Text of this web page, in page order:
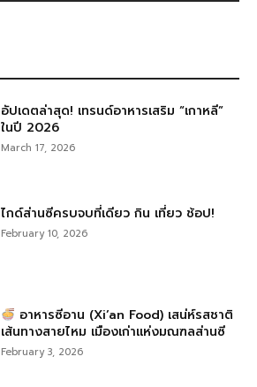
อัปเดตล่าสุด! เทรนด์อาหารเสริม “เกาหลี”
ในปี 2026
March 17, 2026
ไกด์ส่านซีครบจบที่เดียว กิน เที่ยว ช้อป!
February 10, 2026
อาหารซีอาน (Xi’an Food) เสน่ห์รสชาติ
เส้นทางสายไหม เมืองเก่าแห่งมณฑลส่านซี
February 3, 2026